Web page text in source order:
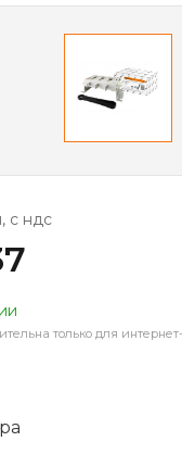
с ндс
только для